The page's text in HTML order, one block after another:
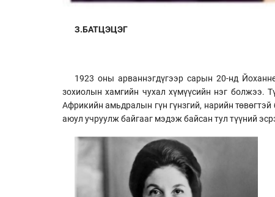
З.БАТЦЭЦЭГ
1923 оны арваннэгдүгээр сарын 20-нд
зохиолын хамгийн чухал хүмүүсийн нэг болжээ.
Африкийн амьдралын гүн гүнзгий, нарийн
аюул учруулж байгааг мэдэж байсан тул түүний